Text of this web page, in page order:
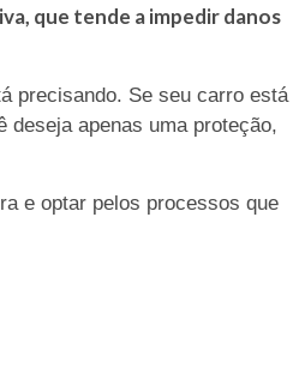
que tende a impedir danos
precisando. Se seu carro está
deseja apenas uma proteção,
e optar pelos processos que